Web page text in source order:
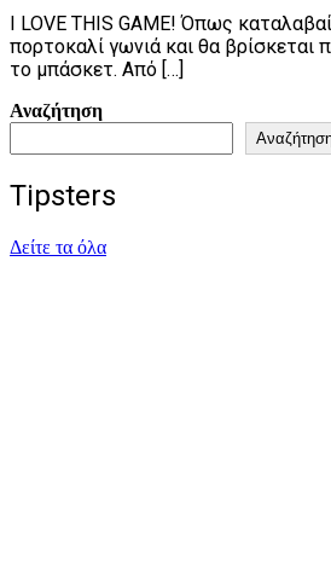
I LOVE THIS GAME! Όπως
πορτοκαλί γωνιά και θα βρίσκεται
το μπάσκετ. Από […]
Αναζήτηση
Tipsters
Δείτε τα όλα